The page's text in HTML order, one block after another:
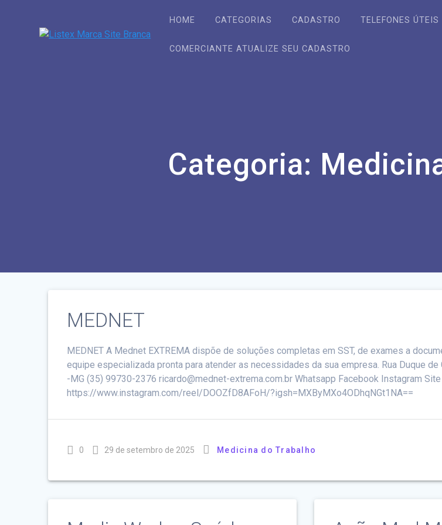
HOME CATEGORIAS CADASTRO TELEFONES ÚTEIS
COMERCIANTE ATUALIZE SEU CADASTRO
Categoria:
MEDNET
MEDNET A Mednet EXTREMA dispõe de soluções completas em SST, de exames a
equipe especializada pronta para atender as necessidades da sua empresa. Rua Duque de
-MG (35) 99730-2376 ricardo@mednet-extrema.com.br Whatsapp Facebook Instagram Site
https://www.instagram.com/reel/DOOZfD8AFoH/?igsh=MXByMXo4ODhqNGt1NA==
0 29 de setembro de 2025 Medicina do Trabalho